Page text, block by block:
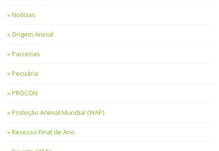
Notícias
Origem Aninal
Parcerias
Pecuária
PROCON
Proteção Animal Mundial (WAP)
Recesso Final de Ano